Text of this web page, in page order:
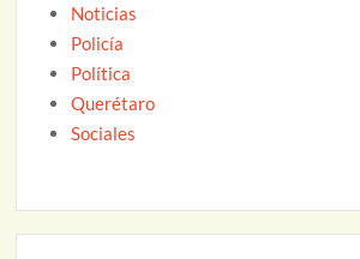
Noticias
Policía
Política
Querétaro
Sociales